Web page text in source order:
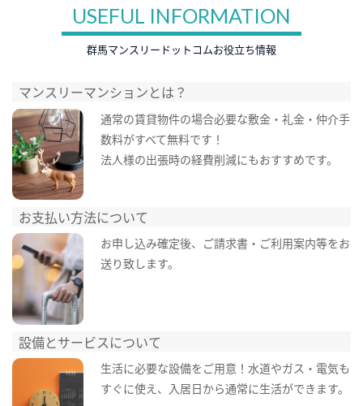
USEFUL INFORMATION
群馬マンスリードットコムお役立ち情報
マンスリーマンションとは？
通常の賃貸物件の場合必要な敷金・礼金・仲介手
数料がすべて無料です！
法人様の出張時の経費削減にもおすすめです。
お支払い方法について
お申し込み確定後、ご請求書・ご利用案内等をお
送り致します。
設備とサービスについて
生活に必要な設備をご用意！水道やガス・電気も
すぐに使え、入居日から通常に生活ができます。